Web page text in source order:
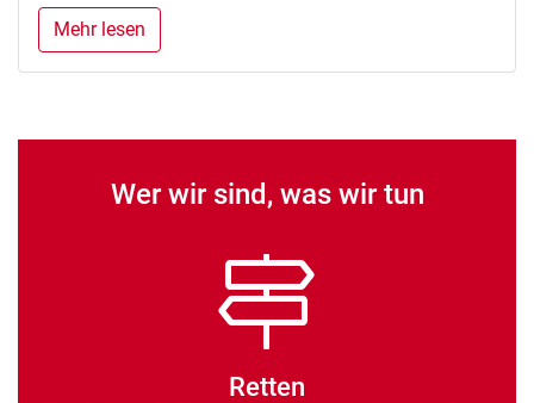
Mehr lesen
Wer wir sind, was wir tun
Retten